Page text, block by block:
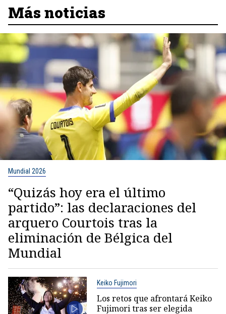
Más noticias
Mundial 2026
“Quizás hoy era el último
partido”: las declaraciones del
arquero Courtois tras la
eliminación de Bélgica del
Mundial
Keiko Fujimori
Los retos que afrontará Keiko
Fujimori tras ser elegida